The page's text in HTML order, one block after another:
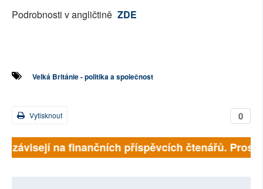
Podrobnosti v angličtině ZDE
Velká Británie - politika a společnost
0
Vytisknout
závisejí na finančních příspěvcích čtenářů.